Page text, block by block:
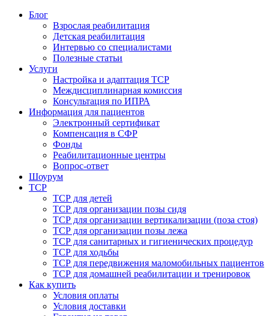
Блог
Взрослая реабилитация
Детская реабилитация
Интервью со специалистами
Полезные статьи
Услуги
Настройка и адаптация ТСР
Междисциплинарная комиссия
Консультация по ИПРА
Информация для пациентов
Электронный сертификат
Компенсация в СФР
Фонды
Реабилитационные центры
Вопрос-ответ
Шоурум
ТСР
ТСР для детей
ТСР для организации позы сидя
ТСР для организации вертикализации (поза стоя)
ТСР для организации позы лежа
ТСР для санитарных и гигиенических процедур
ТСР для ходьбы
ТСР для передвижения маломобильных пациентов
ТСР для домашней реабилитации и тренировок
Как купить
Условия оплаты
Условия доставки